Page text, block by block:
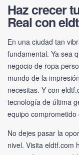
Haz crecer
Real con
En una ciudad tan
fundamental. Ya sea
negocio de ropa
mundo de la
necesitas. Y con
tecnología de última
equipo comprometido
No dejes pasar la
nivel. Visita eldtf.com